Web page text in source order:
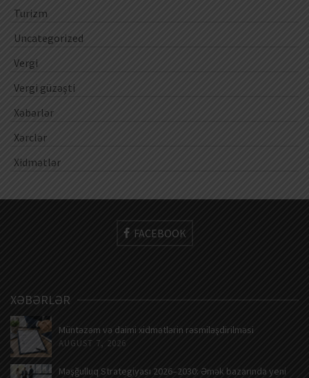
Turizm
Uncategorized
Vergi
Vergi güzəşti
Xəbərlər
Xərclər
Xidmətlər
FACEBOOK
XƏBƏRLƏR
Müntəzəm və daimi xidmətlərin rəsmiləşdirilməsi
AUGUST 7, 2026
Məşğulluq Strategiyası 2026–2030: Əmək bazarında yeni